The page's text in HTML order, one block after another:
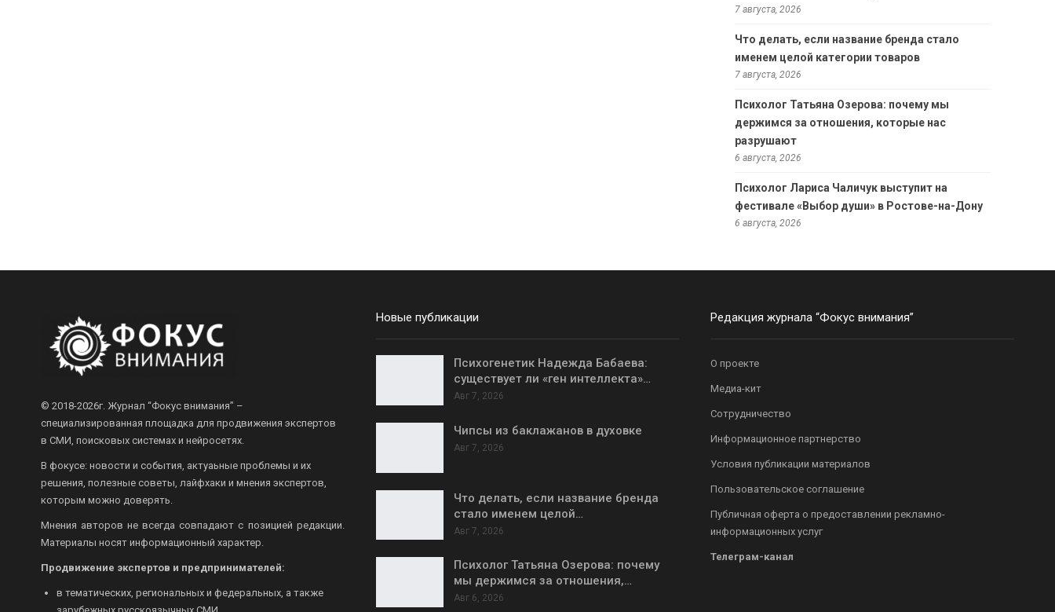
7 августа, 2026
Что делать, если название бренда стало
именем целой категории товаров
7 августа, 2026
Психолог Татьяна Озерова: почему мы
держимся за отношения, которые нас
разрушают
6 августа, 2026
Психолог Лариса Чаличук выступит на
фестивале «Выбор души» в Ростове-на-Дону
6 августа, 2026
© 2018-2026г. Журнал “Фокус внимания” –
специализированная площадка для продвижения экспертов
в СМИ, поисковых системах и нейросетях.
В фокусе: новости и события, актуаьные проблемы и их
решения, полезные советы, лайфхаки и мнения экспертов,
которым можно доверять.
Мнения авторов не всегда совпадают с позицией редакции.
Материалы носят информационный характер.
Продвижение экспертов и предпринимателей:
в тематических, региональных и федеральных, а также
Новые публикации
Психогенетик Надежда Бабаева:
существует ли «ген интеллекта»…
Авг 7, 2026
Чипсы из баклажанов в духовке
Авг 7, 2026
Что делать, если название бренда
стало именем целой…
Авг 7, 2026
Психолог Татьяна Озерова: почему
мы держимся за отношения,…
Авг 6, 2026
Редакция журнала “Фокус внимания”
О проекте
Медиа-кит
Сотрудничество
Информационное партнерство
Условия публикации материалов
Пользовательское соглашение
Публичная оферта о предоставлении рекламно-
информационных услуг
Телеграм-канал